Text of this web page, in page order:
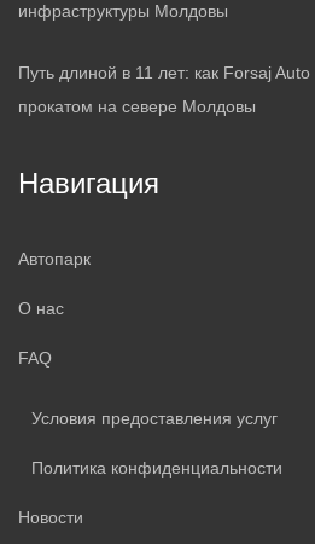
инфраструктуры Молдовы
Путь длиной в 11 лет: как Forsaj
прокатом на севере Молдовы
Навигация
Автопарк
О нас
FAQ
Условия предоставления услуг
Политика конфиденциальности
Новости